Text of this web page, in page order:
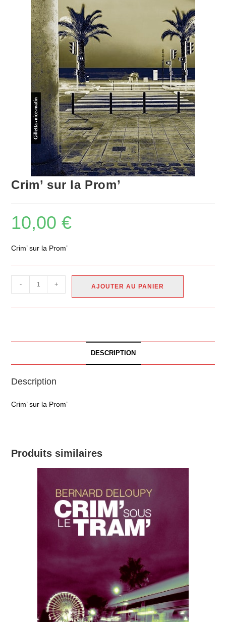
Crim’ sur la Prom’
10,00€
Crim’ sur la Prom’
- + AJOUTER AU PANIER
DESCRIPTION
Description
Crim’ sur la Prom’
Produits similaires